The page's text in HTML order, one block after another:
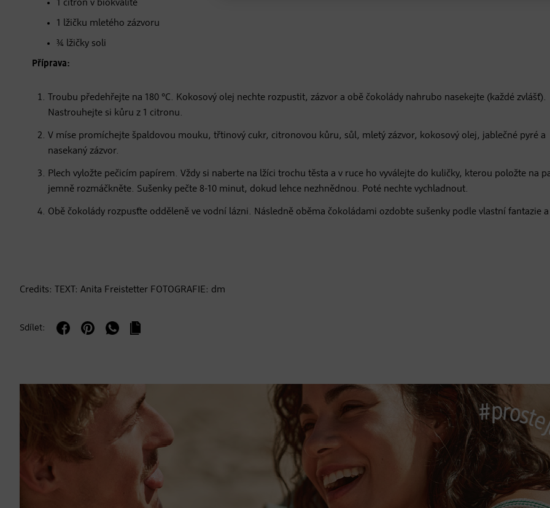
1 citron v biokvalitě
1 lžičku mletého zázvoru
¾ lžičky soli
Příprava:
Troubu předehřejte na 180 °C. Kokosový olej nechte rozpustit, zázvor a obě čokolády nahrubo nasekejte (každé zvlášť).
Nastrouhejte si kůru z 1 citronu.
V míse promíchejte špaldovou mouku, třtinový cukr, citronovou kůru, sůl, mletý zázvor, kokosový olej, jablečné pyré a
nasekaný zázvor.
Plech vyložte pečicím papírem. Vždy si naberte na lžíci trochu těsta a v ruce ho vyválejte do kuličky, kterou položte na
jemně rozmáčkněte. Sušenky pečte 8-10 minut, dokud lehce nezhnědnou. Poté nechte vychladnout.
Obě čokolády rozpusťte odděleně ve vodní lázni. Následně oběma čokoládami ozdobte sušenky podle vlastní fantazie
Credits: TEXT: Anita Freistetter FOTOGRAFIE: dm
Sdílet: